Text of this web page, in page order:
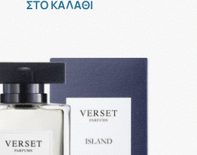
ΣΤΟ ΚΑΛΑΘΙ